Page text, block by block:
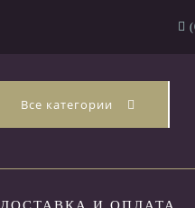
Все категории